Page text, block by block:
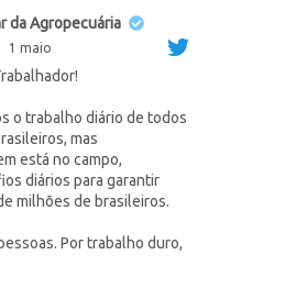
da Agropecuária
1 maio
o trabalho diário de todos
mas
está no campo,
diários para garantir
milhões de brasileiros.
Por trabalho duro,